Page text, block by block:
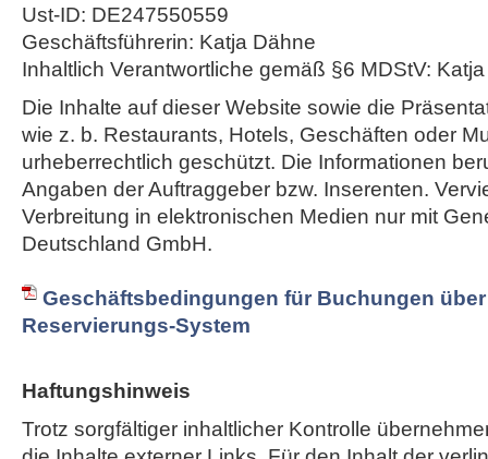
Ust-ID: DE247550559
Geschäftsführerin: Katja Dähne
Inhaltlich Verantwortliche gemäß §6 MDStV:
Die Inhalte auf dieser Website sowie die
wie z. b. Restaurants, Hotels, Geschäften oder
urheberrechtlich geschützt. Die Informationen
Angaben der Auftraggeber bzw. Inserenten.
Verbreitung in elektronischen Medien nur mit
Deutschland GmbH.
Geschäftsbedingungen für Buchungen
Reservierungs-System
Haftungshinweis
Trotz sorgfältiger inhaltlicher Kontrolle